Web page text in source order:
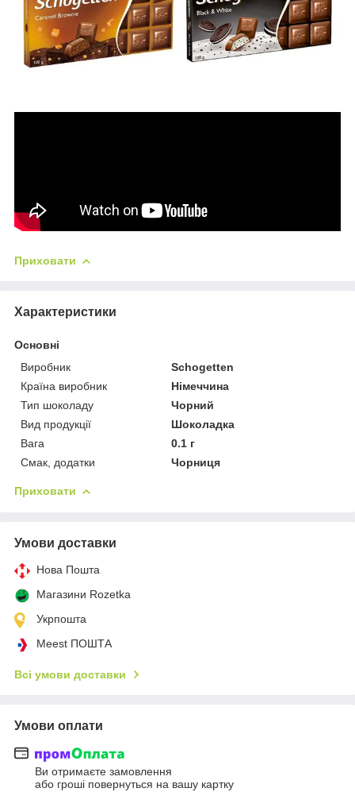
Приховати
Характеристики
Основні
Виробник
Schogetten
Країна виробник
Німеччина
Тип шоколаду
Чорний
Вид продукції
Шоколадка
Вага
0.1 г
Смак, додатки
Чорниця
Приховати
Умови доставки
Нова Пошта
Магазини Rozetka
Укрпошта
Meest ПОШТА
Всі умови доставки
Умови оплати
Ви отримаєте замовлення
або гроші повернуться на вашу картку